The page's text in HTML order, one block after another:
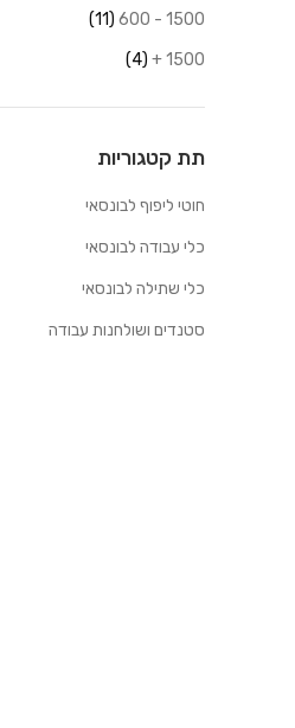
1500 - 600
(11)
1500 +
(4)
תת קטגוריות
חוטי ליפוף לבונסאי
כלי עבודה לבונסאי
כלי שתילה לבונסאי
סטנדים ושולחנות עבודה